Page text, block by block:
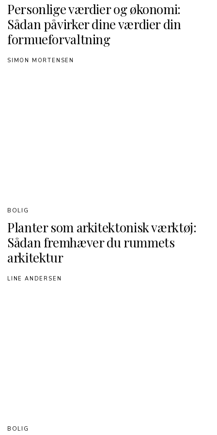
Personlige værdier og økonomi:
Sådan påvirker dine værdier din
formueforvaltning
SIMON MORTENSEN
Planter som arkitektonisk værktøj:
Sådan fremhæver du rummets
arkitektur
BOLIG
LINE ANDERSEN
BOLIG